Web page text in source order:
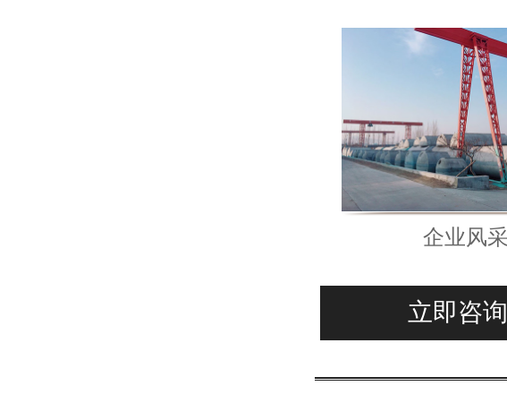
企业风采
立即咨询